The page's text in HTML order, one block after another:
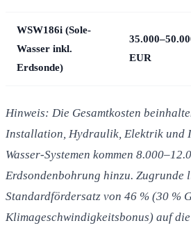
WSW186i (Sole-
Wasser inkl.
Erdsonde)
EUR
Hinweis: Die Gesamtkosten
Installation, Hydraulik, Elektrik und
Wasser-Systemen kommen
Erdsondenbohrung hinzu. Zugrunde
Standardfördersatz von 46 % (30 %
Klimageschwindigkeitsbonus) auf